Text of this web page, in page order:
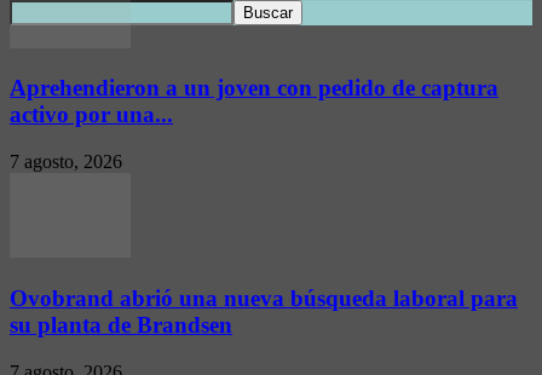
Aprehendieron a un joven con pedido de captura
activo por una...
7 agosto, 2026
Ovobrand abrió una nueva búsqueda laboral para
su planta de Brandsen